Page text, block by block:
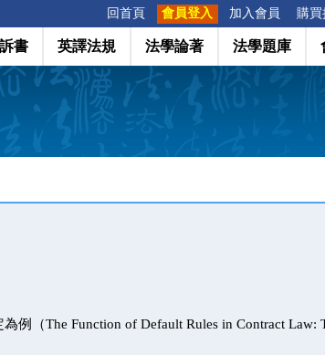
回首頁 會員登入 加入會員 購買
書 英譯法規 法學論著 法學題庫
例（The Function of Default Rules in Contract Law: